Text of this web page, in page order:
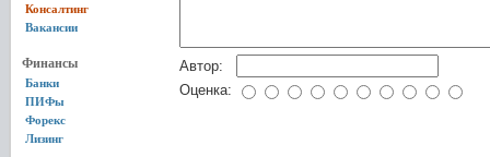
Консалтинг
Вакансии
Финансы
Банки
ПИФы
Форекс
Лизинг
Автор:
Оценка: